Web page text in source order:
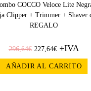
COCCO Veloce Lite
Clipper + Trimmer + Shaver
REGALO
296,64€ 227,64€+IVA
AÑADIR AL CARRITO